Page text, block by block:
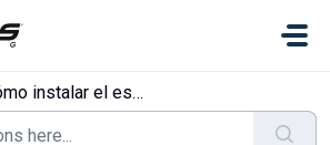
el estante para dispositivos - Español